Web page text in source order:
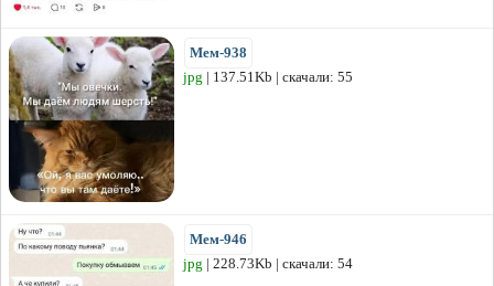
Мем-938
jpg | 137.51Kb | скачали: 55
Мем-946
jpg | 228.73Kb | скачали: 54